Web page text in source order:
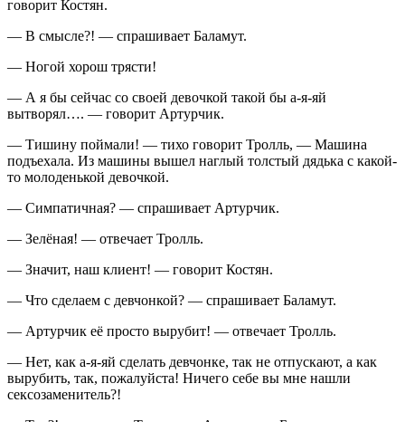
говорит Костян.
— В смысле?! — спрашивает Баламут.
— Ногой хорош трясти!
— А я бы сейчас со своей девочкой такой бы а-я-яй
вытворял…. — говорит Артурчик.
— Тишину поймали! — тихо говорит Тролль, — Машина
подъехала. Из машины вышел наглый толстый дядька с какой-
то молоденькой девочкой.
— Симпатичная? — спрашивает Артурчик.
— Зелёная! — отвечает Тролль.
— Значит, наш клиент! — говорит Костян.
— Что сделаем с девчонкой? — спрашивает Баламут.
— Артурчик её просто вырубит! — отвечает Тролль.
— Нет, как а-я-яй сделать девчонке, так не отпускают, а как
вырубить, так, пожалуйста! Ничего себе вы мне нашли
сексозаменитель?!